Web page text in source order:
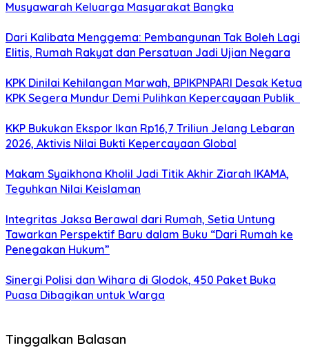
Musyawarah Keluarga Masyarakat Bangka
Dari Kalibata Menggema: Pembangunan Tak Boleh Lagi
Elitis, Rumah Rakyat dan Persatuan Jadi Ujian Negara
KPK Dinilai Kehilangan Marwah, BPIKPNPARI Desak Ketua
KPK Segera Mundur Demi Pulihkan Kepercayaan Publik
KKP Bukukan Ekspor Ikan Rp16,7 Triliun Jelang Lebaran
2026, Aktivis Nilai Bukti Kepercayaan Global
Makam Syaikhona Kholil Jadi Titik Akhir Ziarah IKAMA,
Teguhkan Nilai Keislaman
Integritas Jaksa Berawal dari Rumah, Setia Untung
Tawarkan Perspektif Baru dalam Buku “Dari Rumah ke
Penegakan Hukum”
Sinergi Polisi dan Wihara di Glodok, 450 Paket Buka
Puasa Dibagikan untuk Warga
Tinggalkan Balasan